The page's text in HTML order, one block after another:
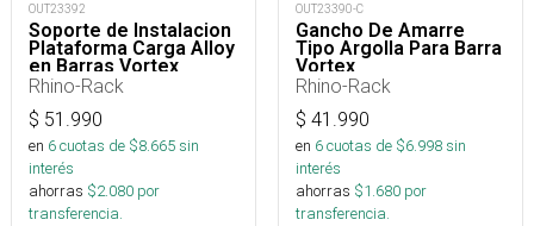
OUT23392
Soporte de Instalacion
Plataforma Carga Alloy
en Barras Vortex
Rhino-Rack
$ 51.990
en 6cuotas de $8.665sin
interés
ahorras $2.080 por
transferencia.
OUT23390-C
Gancho De Amarre
Tipo Argolla Para Barra
Vortex
Rhino-Rack
$ 41.990
en 6cuotas de $6.998sin
interés
ahorras $1.680 por
transferencia.